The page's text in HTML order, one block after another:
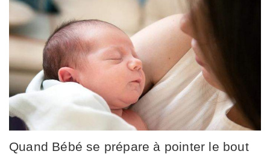
Quand Bébé se prépare à pointer le bout